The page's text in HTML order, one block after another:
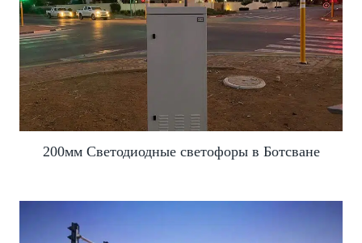
200мм Светодиодные светофоры в Ботсване